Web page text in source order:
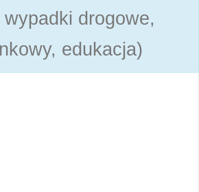
drogowe,
edukacja)